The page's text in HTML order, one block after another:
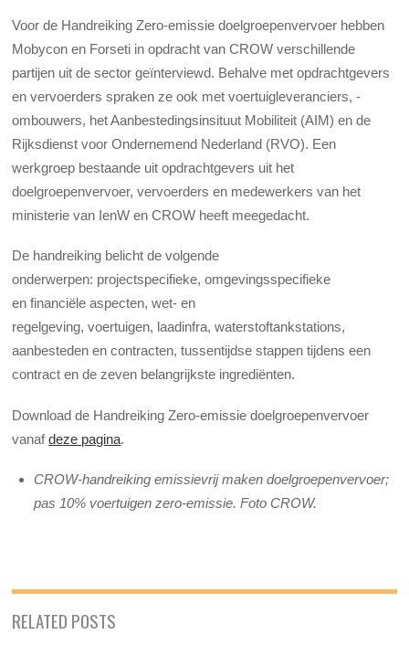
Voor de Handreiking Zero-emissie doelgroepenvervoer hebben
Mobycon en Forseti in opdracht van CROW verschillende
partijen uit de sector geïnterviewd. Behalve met opdrachtgevers
en vervoerders spraken ze ook met voertuigleveranciers, -
ombouwers, het Aanbestedingsinsituut Mobiliteit (AIM) en de
Rijksdienst voor Ondernemend Nederland (RVO). Een
werkgroep bestaande uit opdrachtgevers uit het
doelgroepenvervoer, vervoerders en medewerkers van het
ministerie van IenW en CROW heeft meegedacht.
De handreiking belicht de volgende
onderwerpen: projectspecifieke, omgevingsspecifieke
en financiële aspecten, wet- en
regelgeving, voertuigen, laadinfra, waterstoftankstations,
aanbesteden en contracten, tussentijdse stappen tijdens een
contract en de zeven belangrijkste ingrediënten.
Download de Handreiking Zero-emissie doelgroepenvervoer
vanafdeze pagina.
CROW-handreiking emissievrij maken doelgroepenvervoer;
pas 10% voertuigen zero-emissie. Foto CROW.
RELATED POSTS